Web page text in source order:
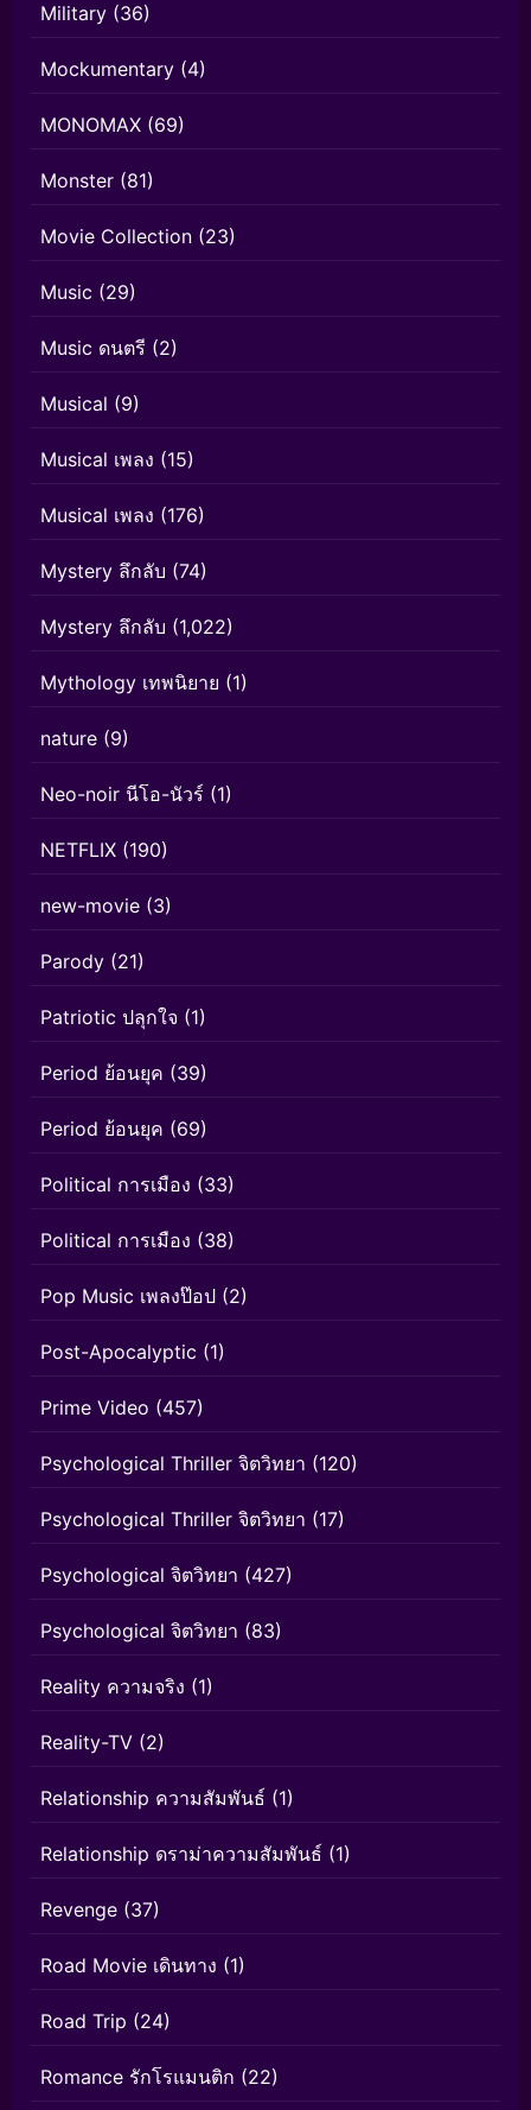
Military (36)
Mockumentary (4)
MONOMAX (69)
Monster (81)
Movie Collection (23)
Music (29)
Music ดนตรี (2)
Musical (9)
Musical เพลง (15)
Musical เพลง (176)
Mystery ลึกลับ (74)
Mystery ลึกลับ (1,022)
Mythology เทพนิยาย (1)
nature (9)
Neo-noir นีโอ-นัวร์ (1)
NETFLIX (190)
new-movie (3)
Parody (21)
Patriotic ปลุกใจ (1)
Period ย้อนยุค (39)
Period ย้อนยุค (69)
Political การเมือง (33)
Political การเมือง (38)
Pop Music เพลงป๊อป (2)
Post-Apocalyptic (1)
Prime Video (457)
Psychological Thriller จิตวิทยา (120)
Psychological Thriller จิตวิทยา (17)
Psychological จิตวิทยา (427)
Psychological จิตวิทยา (83)
Reality ความจริง (1)
Reality-TV (2)
Relationship ความสัมพันธ์ (1)
Relationship ดราม่าความสัมพันธ์ (1)
Revenge (37)
Road Movie เดินทาง (1)
Road Trip (24)
Romance รักโรแมนติก (22)